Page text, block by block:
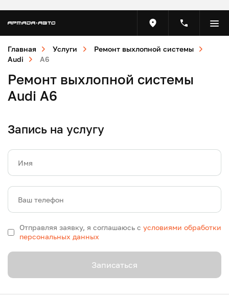
Главная Услуги
Ремонт выхлопной системы
Audi
A6
Ремонт выхлопной системы
Audi A6
Запись на услугу
Имя
Ваш телефон
Отправляя заявку, я соглашаюсь с условиями обработки
персональных данных
Записаться